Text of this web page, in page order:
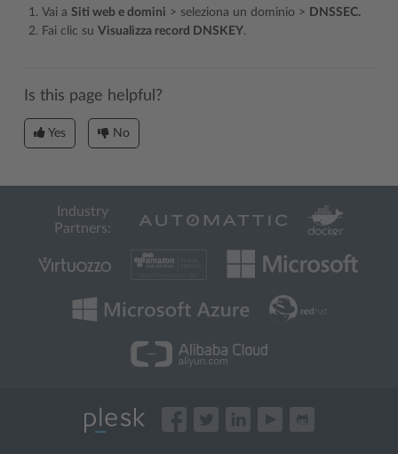
Vai a Siti web e domini > seleziona un dominio > DNSSEC.
Fai clic su Visualizza record DNSKEY.
Is this page helpful?
Yes No
Industry
Partners: